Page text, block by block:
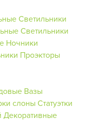
Светильники
Светильники
Ночники
Проэкторы
Вазы
слоныСтатуэтки
Декоративные